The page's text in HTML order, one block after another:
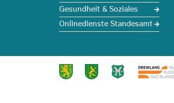
Gesundheit & Soziales
Onlinedienste Standesamt